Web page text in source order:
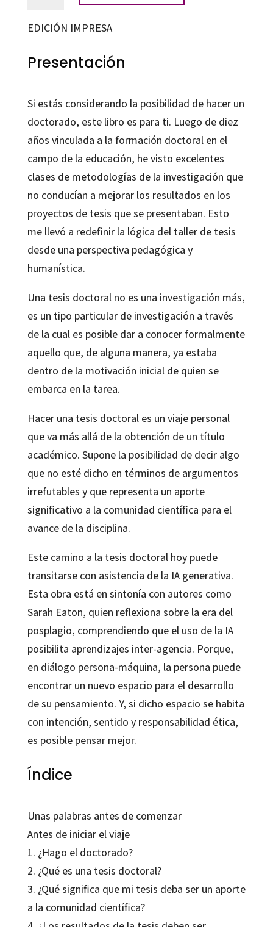
tesis
EDICIÓN IMPRESA
Presentación
Si estás considerando la posibilidad de hacer un
doctorado, este libro es para ti. Luego de diez
años vinculada a la formación doctoral en el
campo de la educación, he visto excelentes
clases de metodologías de la investigación que
no conducían a mejorar los resultados en los
proyectos de tesis que se presentaban. Esto
me llevó a redefinir la lógica del taller de tesis
desde una perspectiva pedagógica y
humanística.
Una tesis doctoral no es una investigación más,
es un tipo particular de investigación a través
de la cual es posible dar a conocer formalmente
aquello que, de alguna manera, ya estaba
dentro de la motivación inicial de quien se
embarca en la tarea.
Hacer una tesis doctoral es un viaje personal
que va más allá de la obtención de un título
académico. Supone la posibilidad de decir algo
que no esté dicho en términos de argumentos
irrefutables y que representa un aporte
significativo a la comunidad científica para el
avance de la disciplina.
Este camino a la tesis doctoral hoy puede
transitarse con asistencia de la IA generativa.
Esta obra está en sintonía con autores como
Sarah Eaton, quien reflexiona sobre la era del
posplagio, comprendiendo que el uso de la IA
posibilita aprendizajes inter-agencia. Porque,
en diálogo persona-máquina, la persona puede
encontrar un nuevo espacio para el desarrollo
de su pensamiento. Y, si dicho espacio se habita
con intención, sentido y responsabilidad ética,
es posible pensar mejor.
Índice
Unas palabras antes de comenzar
Antes de iniciar el viaje
1. ¿Hago el doctorado?
2. ¿Qué es una tesis doctoral?
3. ¿Qué significa que mi tesis deba ser un aporte
a la comunidad científica?